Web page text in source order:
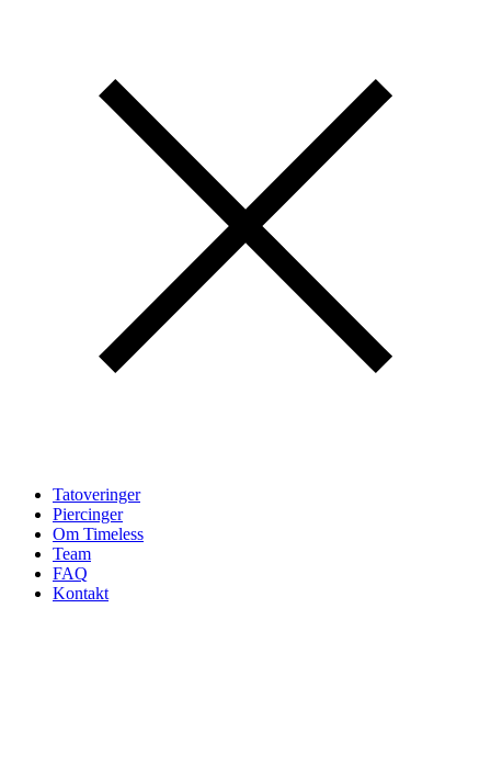
Tatoveringer
Piercinger
Om Timeless
Team
FAQ
Kontakt